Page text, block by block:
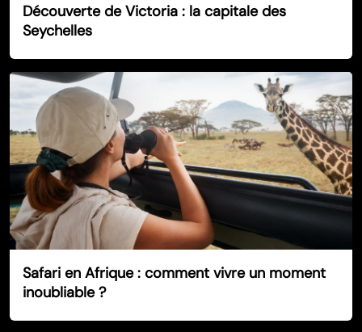
Découverte de Victoria : la capitale des
Seychelles
Safari en Afrique : comment vivre un moment
inoubliable ?